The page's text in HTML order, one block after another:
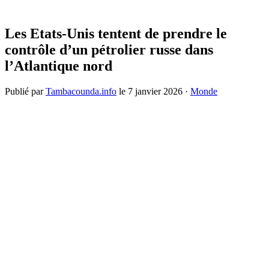
Les Etats-Unis tentent de prendre le
contrôle d’un pétrolier russe dans
l’Atlantique nord
Publié parTambacounda.info le 7 janvier 2026 · Monde